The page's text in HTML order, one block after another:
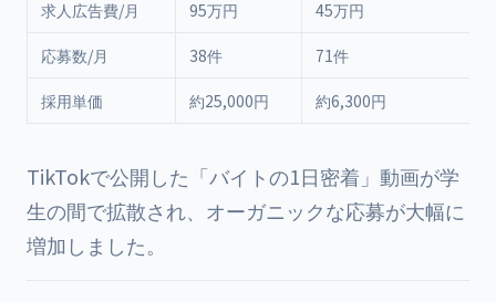
求人広告費/月 95万円 45万円
応募数/月 38件 71件
採用単価 約25,000円 約6,300円
TikTokで公開した「バイトの1日密着」動画が学
生の間で拡散され、オーガニックな応募が大幅に
増加しました。